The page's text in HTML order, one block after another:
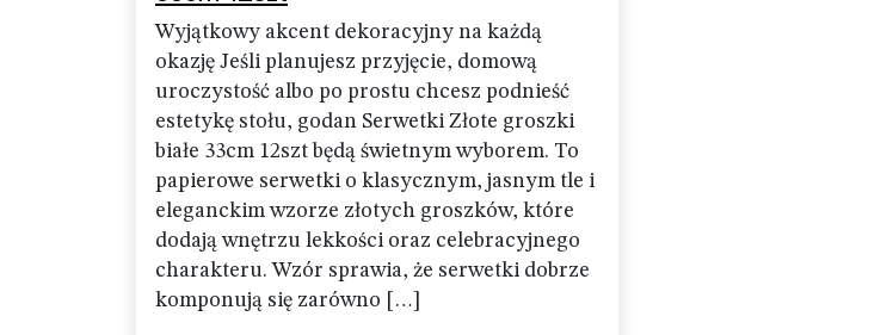
Wyjątkowy akcent dekoracyjny na każdą
okazję Jeśli planujesz przyjęcie, domową
uroczystość albo po prostu chcesz podnieść
estetykę stołu, godan Serwetki Złote groszki
białe 33cm 12szt będą świetnym wyborem. To
papierowe serwetki o klasycznym, jasnym tle i
eleganckim wzorze złotych groszków, które
dodają wnętrzu lekkości oraz celebracyjnego
charakteru. Wzór sprawia, że serwetki dobrze
komponują się zarówno […]